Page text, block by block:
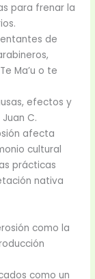
para frenar la
de
Ma’u o te
efectos y
C.
afecta
cultural
prácticas
nativa
como la
como un